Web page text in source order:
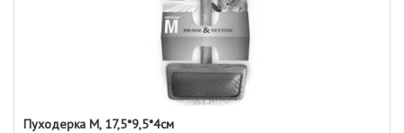
Пуходерка M, 17,5*9,5*4см